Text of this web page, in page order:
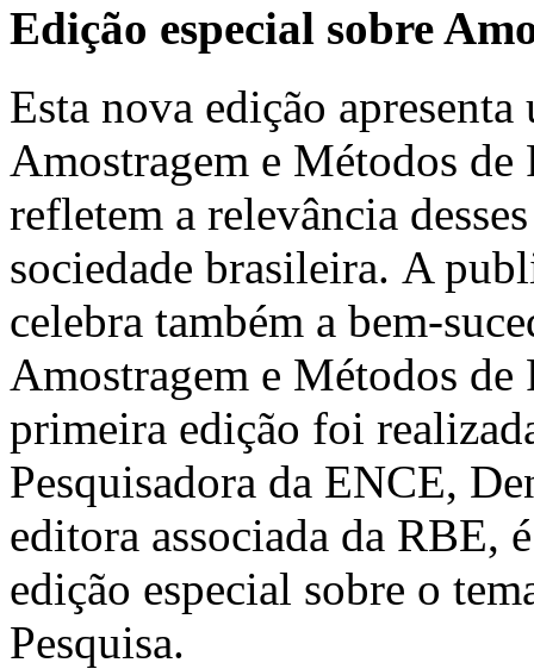
Edição especial sobre
Esta nova edição
Amostragem e Métodos de
refletem a relevância
sociedade brasileira. A
celebra também a bem-
Amostragem e Métodos
primeira edição foi
Pesquisadora da ENCE,
editora associada da RBE,
edição especial sobre o
Pesquisa.